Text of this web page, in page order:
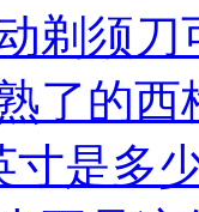
剃须刀
了的西
寸是多